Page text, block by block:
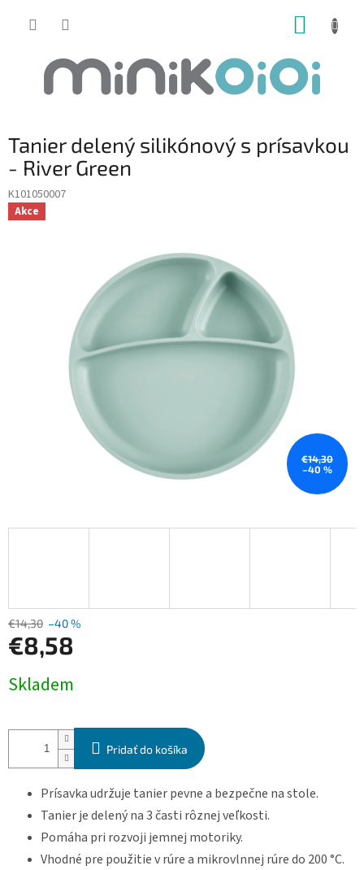
Tanier delený silikónový s prísavkou
- River Green
K101050007
Akce
€14,30
–40 %
€14,30 –40 %
€8,58
cena:
Skladem
Pridať do košíka
Prísavka udržuje tanier pevne a bezpečne na stole.
Tanier je delený na 3 časti rôznej veľkosti.
Pomáha pri rozvoji jemnej motoriky.
Vhodné pre použitie v rúre a mikrovlnnej rúre do 200 °C.